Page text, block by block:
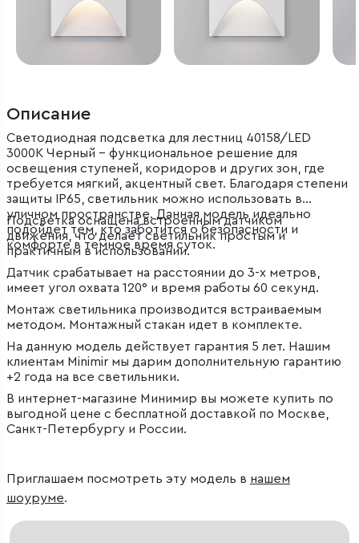
Описание
Светодиодная подсветка для лестниц 40158/LED
3000K Черный – функциональное решение для
освещения ступеней, коридоров и других зон, где
требуется мягкий, акцентный свет. Благодаря степени
защиты IP65, светильник можно использовать в
уличном пространстве. Данная модель идеально
подойдет тем, кто заботится о безопасности и
комфорте в темное время суток.
Подсветка оснащена встроенным датчиком
движения, что делает светильник простым и
практичным в использовании.
Датчик срабатывает на расстоянии до 3-х метров,
имеет угол охвата 120° и время работы 60 секунд.
Монтаж светильника производится встраиваемым
методом. Монтажный стакан идет в комплекте.
На данную модель действует гарантия 5 лет. Нашим
клиентам Minimir мы дарим дополнительную гарантию
+2 года на все светильники.
В интернет-магазине Минимир вы можете купить по
выгодной цене с бесплатной доставкой по Москве,
Санкт-Петербургу и России.
Приглашаем посмотреть эту модель в нашем
шоуруме.